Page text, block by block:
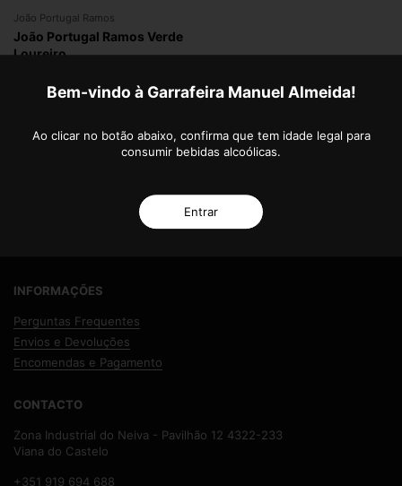
João Portugal Ramos
João Portugal Ramos Verde
Loureiro
GARRAFEIRA MANUEL ALMEIDA
INFORMAÇÕES
Perguntas Frequentes
Envios e Devoluções
Encomendas e Pagamento
CONTACTO
Zona Industrial do Neiva - Pavilhão 12 4322-233
Viana do Castelo
+351 919 694 688
Bem-vindo à Garrafeira Manuel Almeida!
Ao clicar no botão abaixo, confirma que tem idade legal para
consumir bebidas alcoólicas.
Entrar